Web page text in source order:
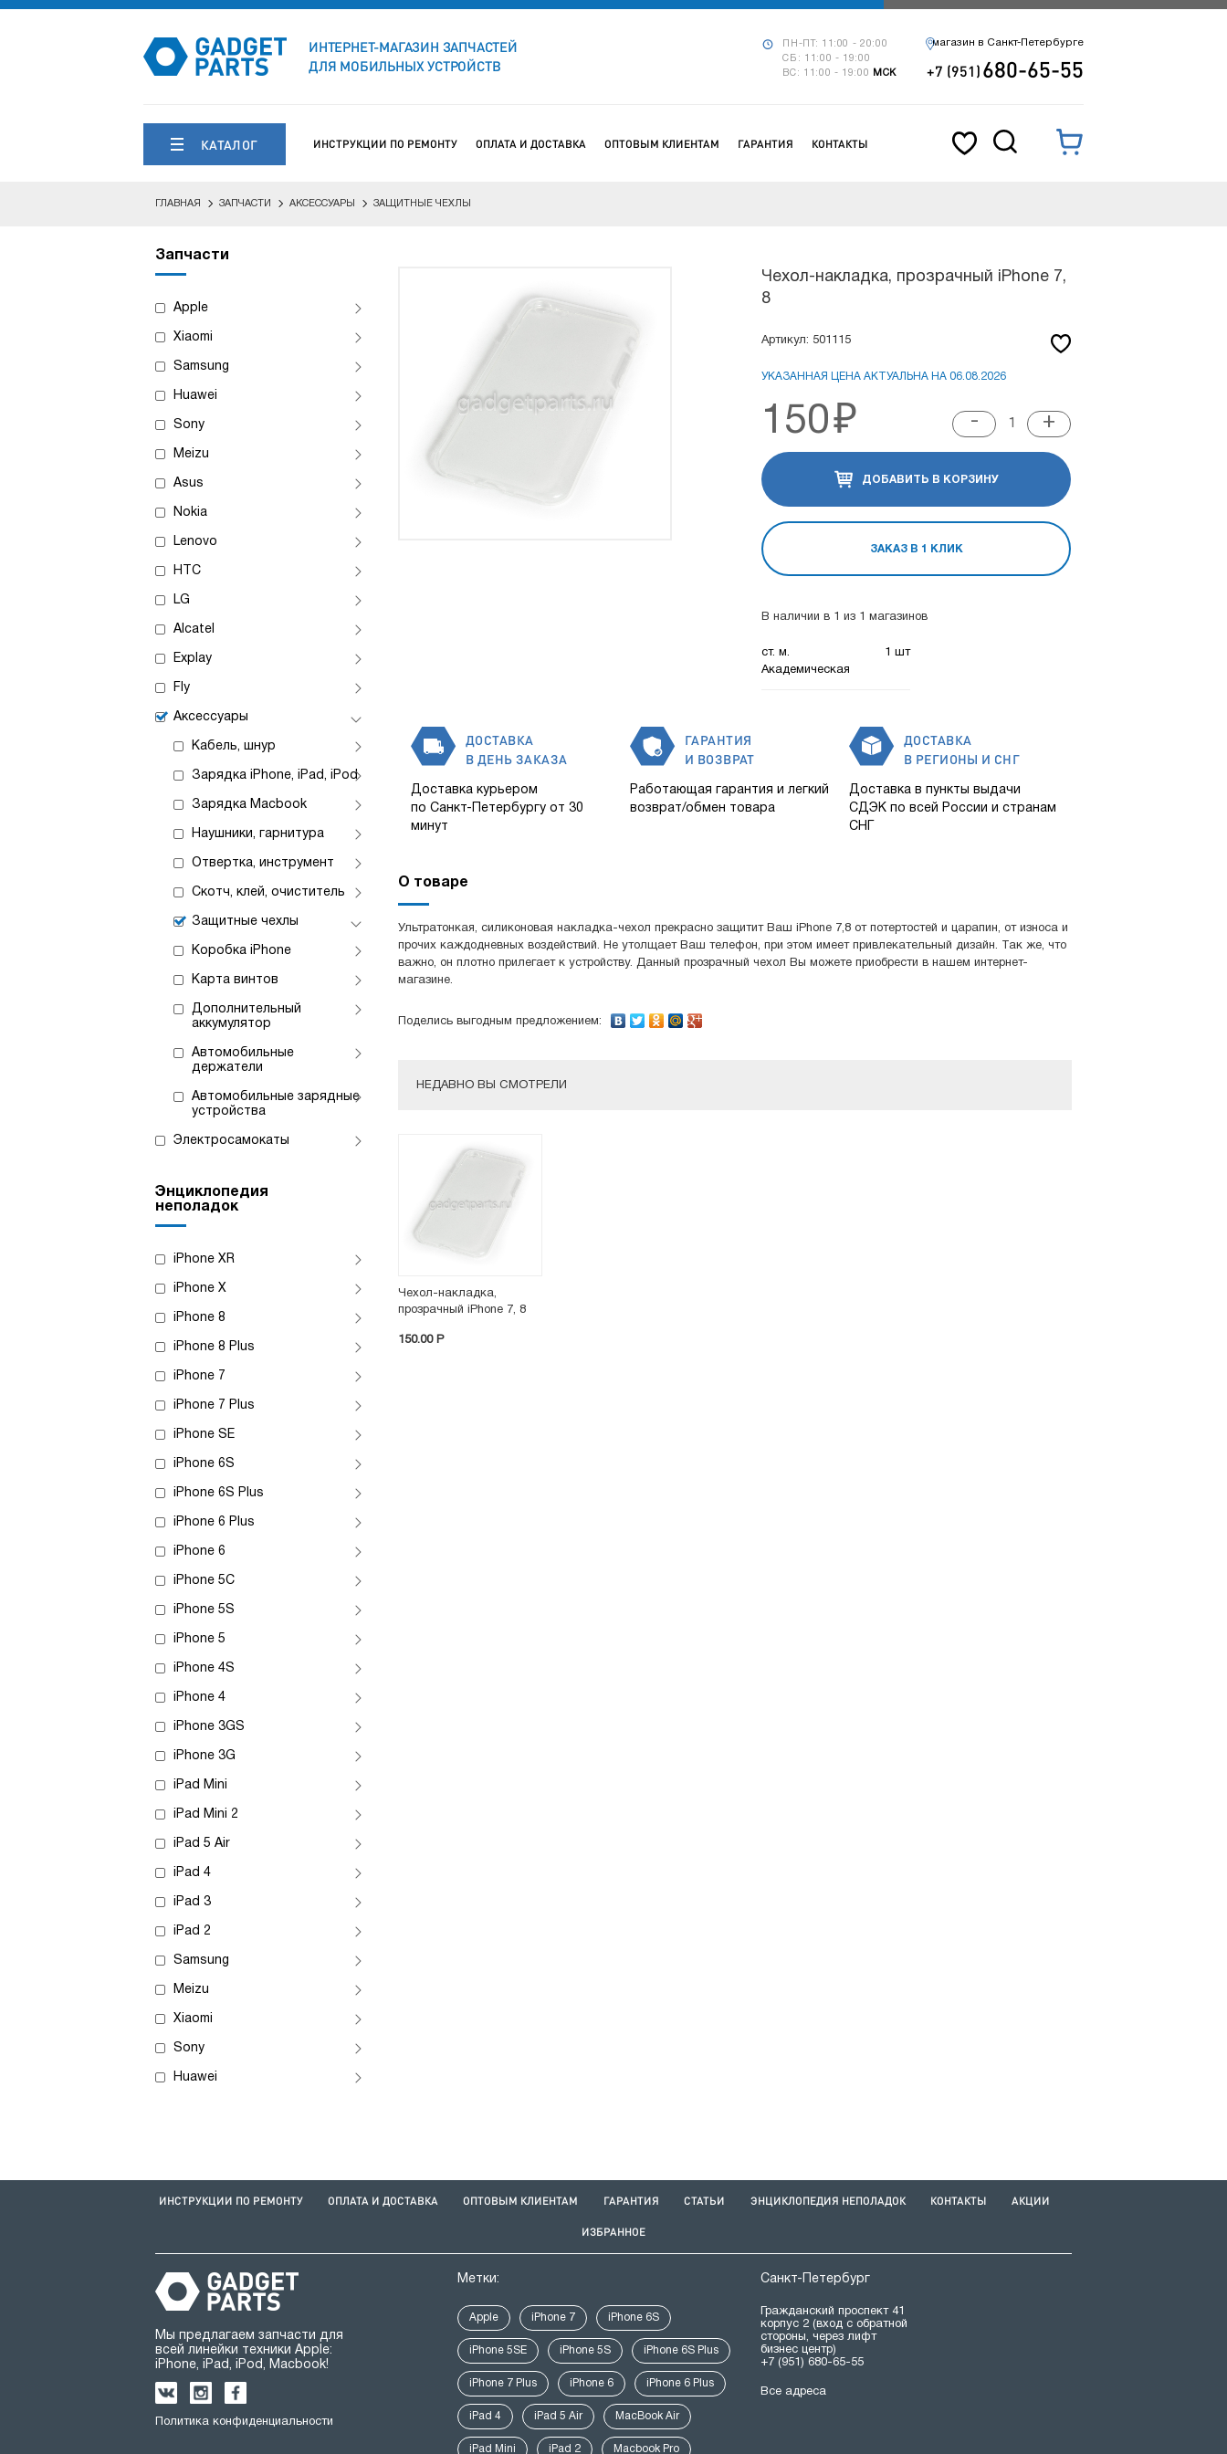
ИНТЕРНЕТ-МАГАЗИН ЗАПЧАСТЕЙ
ДЛЯ МОБИЛЬНЫХ УСТРОЙСТВ
ПН-ПТ: 11:00 - 20:00
СБ: 11:00 - 19:00
ВС: 11:00 - 19:00
МСК
магазин в Санкт-Петербурге
+7 (951)680-65-55
КАТАЛОГ ИНСТРУКЦИИ ПО РЕМОНТУ ОПЛАТА И ДОСТАВКА ОПТОВЫМ КЛИЕНТАМ ГАРАНТИЯ КОНТАКТЫ
ГЛАВНАЯ ЗАПЧАСТИ АКСЕССУАРЫ ЗАЩИТНЫЕ ЧЕХЛЫ
Запчасти
Apple
Xiaomi
Samsung
Huawei
Sony
Meizu
Asus
Nokia
Lenovo
HTC
LG
Alcatel
Explay
Fly
Аксессуары
Кабель, шнур
Зарядка iPhone, iPad, iPod
Зарядка Macbook
Наушники, гарнитура
Отвертка, инструмент
Скотч, клей, очиститель
Защитные чехлы
Коробка iPhone
Карта винтов
Дополнительный
аккумулятор
Автомобильные
держатели
Автомобильные зарядные
устройства
Электросамокаты
Энциклопедия
неполадок
iPhone XR
iPhone X
iPhone 8
iPhone 8 Plus
iPhone 7
iPhone 7 Plus
iPhone SE
iPhone 6S
iPhone 6S Plus
iPhone 6 Plus
iPhone 6
iPhone 5C
iPhone 5S
iPhone 5
iPhone 4S
iPhone 4
iPhone 3GS
iPhone 3G
iPad Mini
iPad Mini 2
iPad 5 Air
iPad 4
iPad 3
iPad 2
Samsung
Meizu
Xiaomi
Sony
Huawei
Чехол-накладка, прозрачный iPhone 7,
8
Артикул: 501115
УКАЗАННАЯ ЦЕНА АКТУАЛЬНА НА 06.08.2026
150₽ - +
ДОБАВИТЬ В КОРЗИНУ
ЗАКАЗ В 1 КЛИК
В наличии в 1 из 1 магазинов
1 шт
ст. м.
Академическая
ДОСТАВКА
В ДЕНЬ ЗАКАЗА
Доставка курьером
по Санкт-Петербургу от 30
минут
ГАРАНТИЯ
И ВОЗВРАТ
Работающая гарантия и легкий
возврат/обмен товара
ДОСТАВКА
В РЕГИОНЫ И СНГ
Доставка в пункты выдачи
СДЭК по всей России и странам
СНГ
О товаре
Ультратонкая, силиконовая накладка-чехол прекрасно защитит Ваш iPhone 7,8 от потертостей и царапин, от износа и
прочих каждодневных воздействий. Не утолщает Ваш телефон, при этом имеет привлекательный дизайн. Так же, что
важно, он плотно прилегает к устройству. Данный прозрачный чехол Вы можете приобрести в нашем интернет-
магазине.
Поделись выгодным предложением:
НЕДАВНО ВЫ СМОТРЕЛИ
Чехол-накладка,
прозрачный iPhone 7, 8
150.00 P
ИНСТРУКЦИИ ПО РЕМОНТУ ОПЛАТА И ДОСТАВКА ОПТОВЫМ КЛИЕНТАМ ГАРАНТИЯ СТАТЬИ ЭНЦИКЛОПЕДИЯ НЕПОЛАДОК КОНТАКТЫ АКЦИИ
ИЗБРАННОЕ
Мы предлагаем запчасти для
всей линейки техники Apple:
iPhone, iPad, iPod, Macbook!
Политика конфиденциальности
Метки:
Apple iPhone 7 iPhone 6S
iPhone 5SE iPhone 5S iPhone 6S Plus
iPhone 7 Plus iPhone 6 iPhone 6 Plus
iPad 4 iPad 5 Air MacBook Air
iPad Mini iPad 2 Macbook Pro
Санкт-Петербург
Гражданский проспект 41
корпус 2 (вход с обратной
стороны, через лифт
бизнес центр)
+7 (951) 680-65-55
Все адреса